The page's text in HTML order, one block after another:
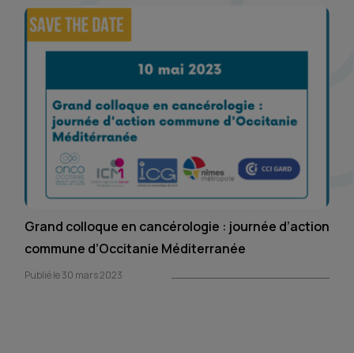
Grand colloque en cancérologie : journée d’action
commune d’Occitanie Méditerranée
Publié le 30 mars 2023